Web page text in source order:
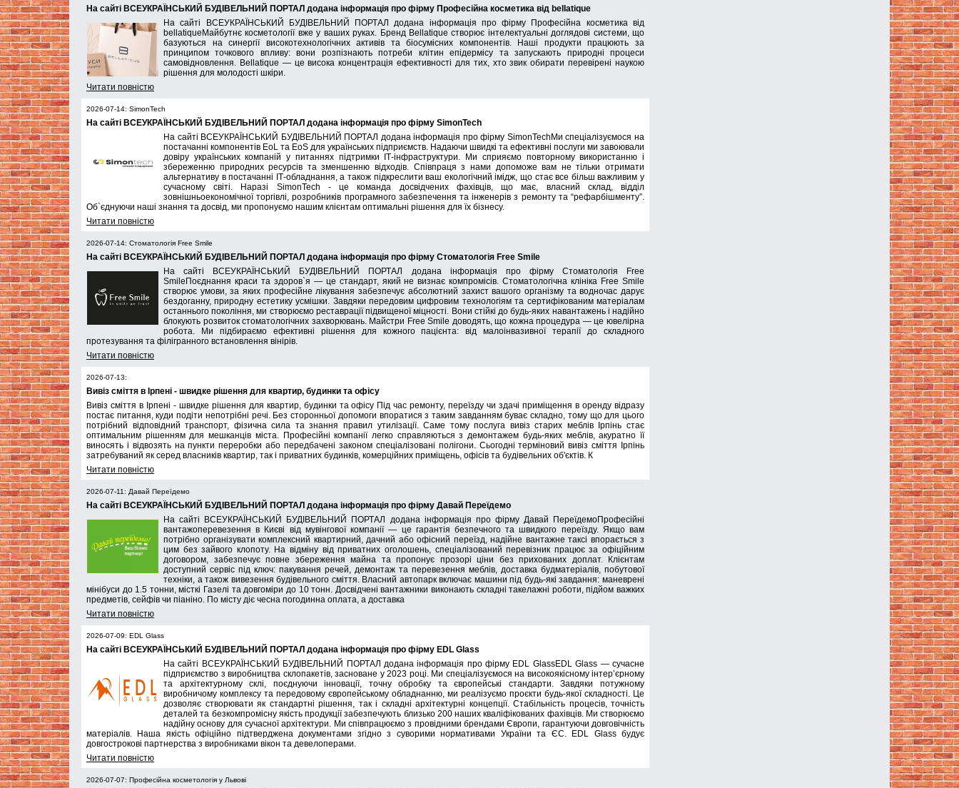
На сайті ВСЕУКРАЇНСЬКИЙ БУДІВЕЛЬНИЙ ПОРТАЛ додана інформація про фірму Професійна косметика від bellatique
На сайті ВСЕУКРАЇНСЬКИЙ БУДІВЕЛЬНИЙ ПОРТАЛ додана інформація про фірму Професійна косметика від
bellatiqueМайбутнє косметології вже у ваших руках. Бренд Bellatique створює інтелектуальні доглядові системи, що
базуються на синергії високотехнологічних активів та біосумісних компонентів. Наші продукти працюють за
принципом точкового впливу: вони розпізнають потреби клітин епідермісу та запускають природні процеси
самовідновлення. Bellatique — це висока концентрація ефективності для тих, хто звик обирати перевірені наукою
рішення для молодості шкіри.
Читати повністю
2026-07-14: SimonTech
На сайті ВСЕУКРАЇНСЬКИЙ БУДІВЕЛЬНИЙ ПОРТАЛ додана інформація про фірму SimonTech
На сайті ВСЕУКРАЇНСЬКИЙ БУДІВЕЛЬНИЙ ПОРТАЛ додана інформація про фірму SimonTechМи спеціалізуємося на
постачанні компонентів EoL та EoS для українських підприємств. Надаючи швидкі та ефективні послуги ми завоювали
довіру українських компаній у питаннях підтримки ІТ-інфраструктури. Ми сприяємо повторному використанню і
збереженню природних ресурсів та зменшенню відходів. Співпраця з нами допоможе вам не тільки отримати
альтернативу в постачанні ІТ-обладнання, а також підкреслити ваш екологічний імідж, що стає все більш важливим у
сучасному світі. Наразі SimonTech - це команда досвідчених фахівців, що має, власний склад, відділ
зовнішньоекономічної торгівлі, розробників програмного забезпечення та інженерів з ремонту та “рефарбішменту”.
Об`єднуючи наші знання та досвід, ми пропонуємо нашим клієнтам оптимальні рішення для їх бізнесу.
Читати повністю
2026-07-14: Стоматологія Free Smile
На сайті ВСЕУКРАЇНСЬКИЙ БУДІВЕЛЬНИЙ ПОРТАЛ додана інформація про фірму Стоматологія Free Smile
На сайті ВСЕУКРАЇНСЬКИЙ БУДІВЕЛЬНИЙ ПОРТАЛ додана інформація про фірму Стоматологія Free
SmileПоєднання краси та здоров`я — це стандарт, який не визнає компромісів. Стоматологічна клініка Free Smile
створює умови, за яких професійне лікування забезпечує абсолютний захист вашого організму та водночас дарує
бездоганну, природну естетику усмішки. Завдяки передовим цифровим технологіям та сертифікованим матеріалам
останнього покоління, ми створюємо реставрації підвищеної міцності. Вони стійкі до будь-яких навантажень і надійно
блокують розвиток стоматологічних захворювань. Майстри Free Smile доводять, що кожна процедура — це ювелірна
робота. Ми підбираємо ефективні рішення для кожного пацієнта: від малоінвазивної терапії до складного
протезування та філігранного встановлення вінірів.
Читати повністю
2026-07-13:
Вивіз сміття в Ірпені - швидке рішення для квартир, будинки та офісу
Вивіз сміття в Ірпені - швидке рішення для квартир, будинки та офісу Під час ремонту, переїзду чи здачі приміщення в оренду відразу
постає питання, куди подіти непотрібні речі. Без сторонньої допомоги впоратися з таким завданням буває складно, тому що для цього
потрібний відповідний транспорт, фізична сила та знання правил утилізації. Саме тому послуга вивіз старих меблів Ірпінь стає
оптимальним рішенням для мешканців міста. Професійні компанії легко справляються з демонтажем будь-яких меблів, акуратно її
виносять і відвозять на пункти переробки або передбачені законом спеціалізовані полігони. Сьогодні терміновий вивіз сміття Ірпінь
затребуваний як серед власників квартир, так і приватних будинків, комерційних приміщень, офісів та будівельних об'єктів. К
Читати повністю
2026-07-11: Давай Переїдемо
На сайті ВСЕУКРАЇНСЬКИЙ БУДІВЕЛЬНИЙ ПОРТАЛ додана інформація про фірму Давай Переїдемо
На сайті ВСЕУКРАЇНСЬКИЙ БУДІВЕЛЬНИЙ ПОРТАЛ додана інформація про фірму Давай ПереїдемоПрофесійні
вантажоперевезення в Києві від мувінгової компанії — це гарантія безпечного та швидкого переїзду. Якщо вам
потрібно організувати комплексний квартирний, дачний або офісний переїзд, надійне вантажне таксі впорається з
цим без зайвого клопоту. На відміну від приватних оголошень, спеціалізований перевізник працює за офіційним
договором, забезпечує повне збереження майна та пропонує прозорі ціни без прихованих доплат. Клієнтам
доступний сервіс під ключ: пакування речей, демонтаж та перевезення меблів, доставка будматеріалів, побутової
техніки, а також вивезення будівельного сміття. Власний автопарк включає машини під будь-які завдання: маневрені
мінібуси до 1.5 тонни, місткі Газелі та довгоміри до 10 тонн. Досвідчені вантажники виконають складні такелажні роботи, підйом важких
предметів, сейфів чи піаніно. По місту діє чесна погодинна оплата, а доставка
Читати повністю
2026-07-09: EDL Glass
На сайті ВСЕУКРАЇНСЬКИЙ БУДІВЕЛЬНИЙ ПОРТАЛ додана інформація про фірму EDL Glass
На сайті ВСЕУКРАЇНСЬКИЙ БУДІВЕЛЬНИЙ ПОРТАЛ додана інформація про фірму EDL GlassEDL Glass — сучасне
підприємство з виробництва склопакетів, засноване у 2023 році. Ми спеціалізуємося на високоякісному інтер’єрному
та архітектурному склі, поєднуючи інновації, точну обробку та європейські стандарти. Завдяки потужному
виробничому комплексу та передовому європейському обладнанню, ми реалізуємо проєкти будь-якої складності. Це
дозволяє створювати як стандартні рішення, так і складні архітектурні концепції. Стабільність процесів, точність
деталей та безкомпромісну якість продукції забезпечують близько 200 наших кваліфікованих фахівців. Ми створюємо
надійну основу для сучасної архітектури. Ми співпрацюємо з провідними брендами Європи, гарантуючи довговічність
матеріалів. Наша якість офіційно підтверджена документами згідно з суворими нормативами України та ЄС. EDL Glass будує
довгострокові партнерства з виробниками вікон та девелоперами.
Читати повністю
2026-07-07: Професійна косметологія у Львові